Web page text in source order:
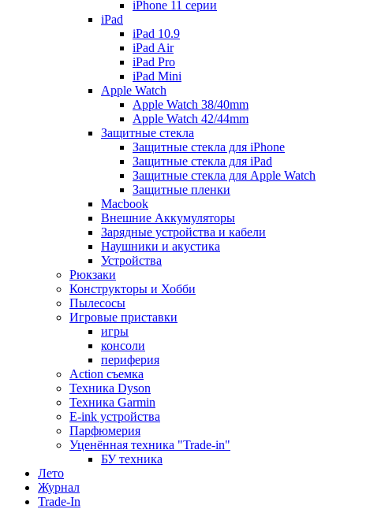
iPhone 11 серии
iPad
iPad 10.9
iPad Air
iPad Pro
iPad Mini
Apple Watch
Apple Watch 38/40mm
Apple Watch 42/44mm
Защитные стекла
Защитные стекла для iPhone
Защитные стекла для iPad
Защитные стекла для Apple Watch
Защитные пленки
Macbook
Внешние Аккумуляторы
Зарядные устройства и кабели
Наушники и акустика
Устройства
Рюкзаки
Конструкторы и Хобби
Пылесосы
Игровые приставки
игры
консоли
периферия
Action съемка
Техника Dyson
Техника Garmin
E-ink устройства
Парфюмерия
Уценённая техника "Trade-in"
БУ техника
Лето
Журнал
Trade-In